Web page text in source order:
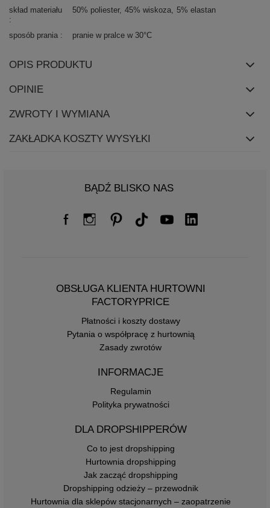
skład materiału 50% poliester 45% wiskoza 5% elastan
sposób prania pranie w pralce w 30°C
OPIS PRODUKTU
OPINIE
ZWROTY I WYMIANA
ZAKŁADKA KOSZTY WYSYŁKI
BĄDŹ BLISKO NAS
OBSŁUGA KLIENTA HURTOWNI
FACTORYPRICE
Płatności i koszty dostawy
Pytania o współpracę z hurtownią
Zasady zwrotów
INFORMACJE
Regulamin
Polityka prywatności
DLA DROPSHIPPERÓW
Co to jest dropshipping
Hurtownia dropshipping
Jak zacząć dropshipping
Dropshipping odzieży – przewodnik
Hurtownia dla sklepów stacjonarnych – zaopatrzenie